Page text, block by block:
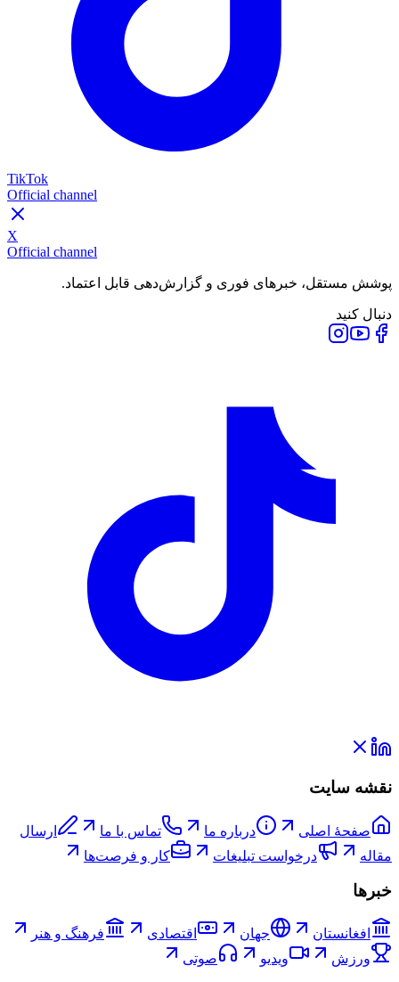
TikTok
Official channel
X
Official channel
پوشش مستقل، خبرهای فوری و گزارش‌دهی قابل اعتماد.
دنبال کنید
نقشه سایت
صفحۀ اصلی درباره ما تماس با ما
ارسال
مقاله
درخواست تبلیغات کار و فرصت‌ها
خبرها
افغانستان جهان اقتصادی
فرهنگ و هنر
ورزش
ویدیو صوتی